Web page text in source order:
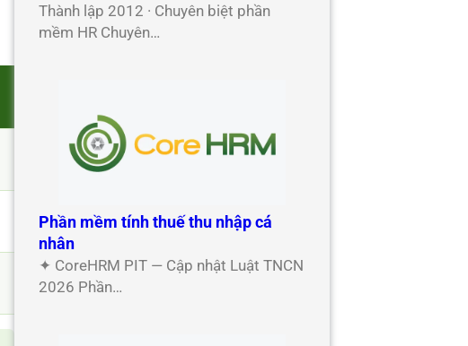
Thành lập 2012 · Chuyên biệt phần
mềm HR Chuyên…
Phần mềm tính thuế thu nhập cá
nhân
✦ CoreHRM PIT — Cập nhật Luật TNCN
2026 Phần…